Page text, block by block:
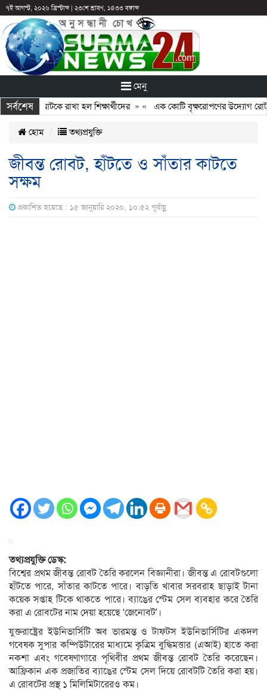
৭ই আগস্ট, ২০২৬ খ্রিস্টাব্দ| ২৩শে শ্রাবণ, ১৪৩৩ বঙ্গাব্দ
মেনু
সর্বশেষ
পরও আটকে রাখা হল শিক্ষার্থীদের» «এক কোটি বৃক্ষরোপণের উদ্যোগ
হোম তথ্যপ্রযুক্তি
জীবন্ত রোবট, হাঁটতে ও সাঁতার কাটতে
সক্ষম
প্রকাশিত হয়েছে : ১৫ জানুয়ারি ২০২০, ১০:৫২ পূর্বাহ্ণ
তথ্যপ্রযুক্তি ডেস্ক:
বিশ্বের প্রথম জীবন্ত রোবট তৈরি করলেন বিজ্ঞানীরা। জীবন্ত এ রোবটগুলো
হাঁটতে পারে, সাঁতার কাটতে পারে। বাড়তি খাবার সরবরাহ ছাড়াই টানা
কয়েক সপ্তাহ টিকে থাকতে পারে। ব্যাঙের স্টেম সেল ব্যবহার করে তৈরি
করা এ রোবটের নাম দেয়া হয়েছে ‘জেনোবট’।
যুক্তরাষ্ট্রের ইউনিভার্সিটি অব ভারমন্ত ও টাফটস ইউনিভার্সিটির একদল
গবেষক সুপার কম্পিউটারের মাধ্যমে কৃত্রিম বুদ্ধিমত্তার (এআই) হাতে করা
নকশা এবং গবেষণাগারে পৃথিবীর প্রথম জীবন্ত রোবট তৈরি করেছেন।
আফ্রিকান এক প্রজাতির ব্যাঙের স্টেম সেল দিয়ে রোবটটি তৈরি করা হয়।
এ রোবটের প্রস্থ ১ মিলিমিটারেরও কম।